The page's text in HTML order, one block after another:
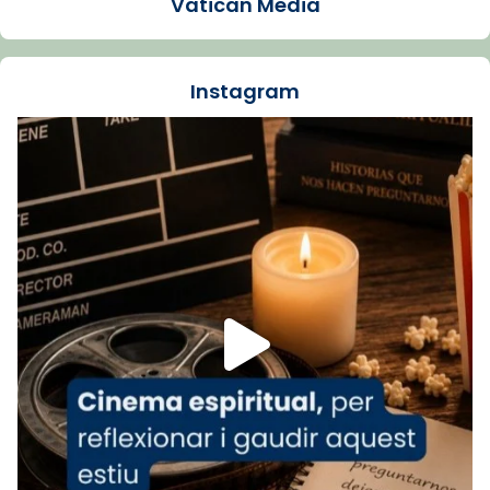
La Carmina va patir depressió. Fa gairebé
dos mesos, a l'Estadi Lluís Companys, la
Recupera l'entrevista comp
Vatican
tican News 👇
www.vaticannews.va/es/iglesia/news/2026-
07/carmina-historia-depresion-papa-viaje-
espana-testimoni...
Foto
View on Facebook · Share
Arquebisbat de Barcelona
1 week ago
«Avui les santes Juliana i Semproniana ens
ajuden a alçar la mirada»
Instagram